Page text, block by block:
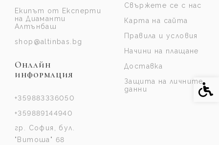
Екипът от Експерти
на Диаманти
Алтънбаш
shop@altinbas.bg
Онлайн
информация
+359883336050
+359889144940
гр. София, бул.
"Витоша" 68
Свържете се с нас
Карта на сайта
Правила и условия
Начини на плащане
Доставка
Защита на личните
данни